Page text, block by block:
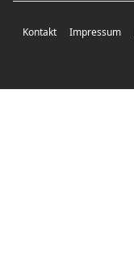
Kontakt Impressum